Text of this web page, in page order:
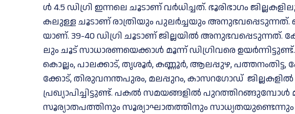
ൾ 4.5 ഡി​ഗ്രി ഇന്നലെ ചൂ​ടാ​ണ് വര്‍ധിച്ചത്. ഭൂ​രി​ഭാ​ഗം
ക​ലു​ള്ള ചൂ​ടാ​ണ് രാ​ത്രി​യും പു​ല​ർ​ച്ച​യും അ​നു​ഭ​വ​പ്പെ​ടു​ന്ന​ത്.
യാ​ണ്. 39-40 ഡി​ഗ്രി ചൂ​ടാ​ണ് ജി​ല്ല​യി​ൽ അ​നു​ഭ​വ​പ്പെ​ടു​ന്ന​ത്.
ലും ചൂ​ട് സാ​ധാ​ര​ണ​യെ​ക്കാ​ൾ മൂ​ന്ന് ഡി​ഗ്രി​വ​രെ ഉ​യ​ർ​ന്നി​ട്ടു​ണ്ട്.
കൊ​ല്ലം, പാ​ല​ക്കാ​ട്, തൃ​ശൂ​ർ, ക​ണ്ണൂ​ർ, ആ​ല​പ്പു​ഴ, പ​ത്ത​നം​തി​ട്ട,
ക്കോ​ട്, തി​രു​വ​ന​ന്ത​പു​രം, മ​ല​പ്പു​റം, കാ​സറ​ഗോഡ് ജി​ല്ല​ക​ളി​ൽ
പ്ര​ഖ്യാ​പി​ച്ചി​ട്ടു​ണ്ട്. പ​ക​ൽ സ​മ​യ​ങ്ങ​ളി​ൽ
സൂ​ര്യാ​ത​പ​ത്തി​നും സൂ​ര്യാ​ഘാ​ത​ത്തി​നും